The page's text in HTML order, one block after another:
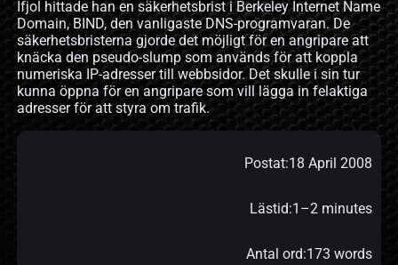
Ifjol hittade han en säkerhetsbrist i Berkeley Internet Name
Domain, BIND, den vanligaste DNS-programvaran. De
säkerhetsbristerna gjorde det möjligt för en angripare att
knäcka den pseudo-slump som används för att koppla
numeriska IP-adresser till webbsidor. Det skulle i sin tur
kunna öppna för en angripare som vill lägga in felaktiga
adresser för att styra om trafik.
Postat:18 April 2008
Lästid:1–2 minutes
Antal ord:173 words